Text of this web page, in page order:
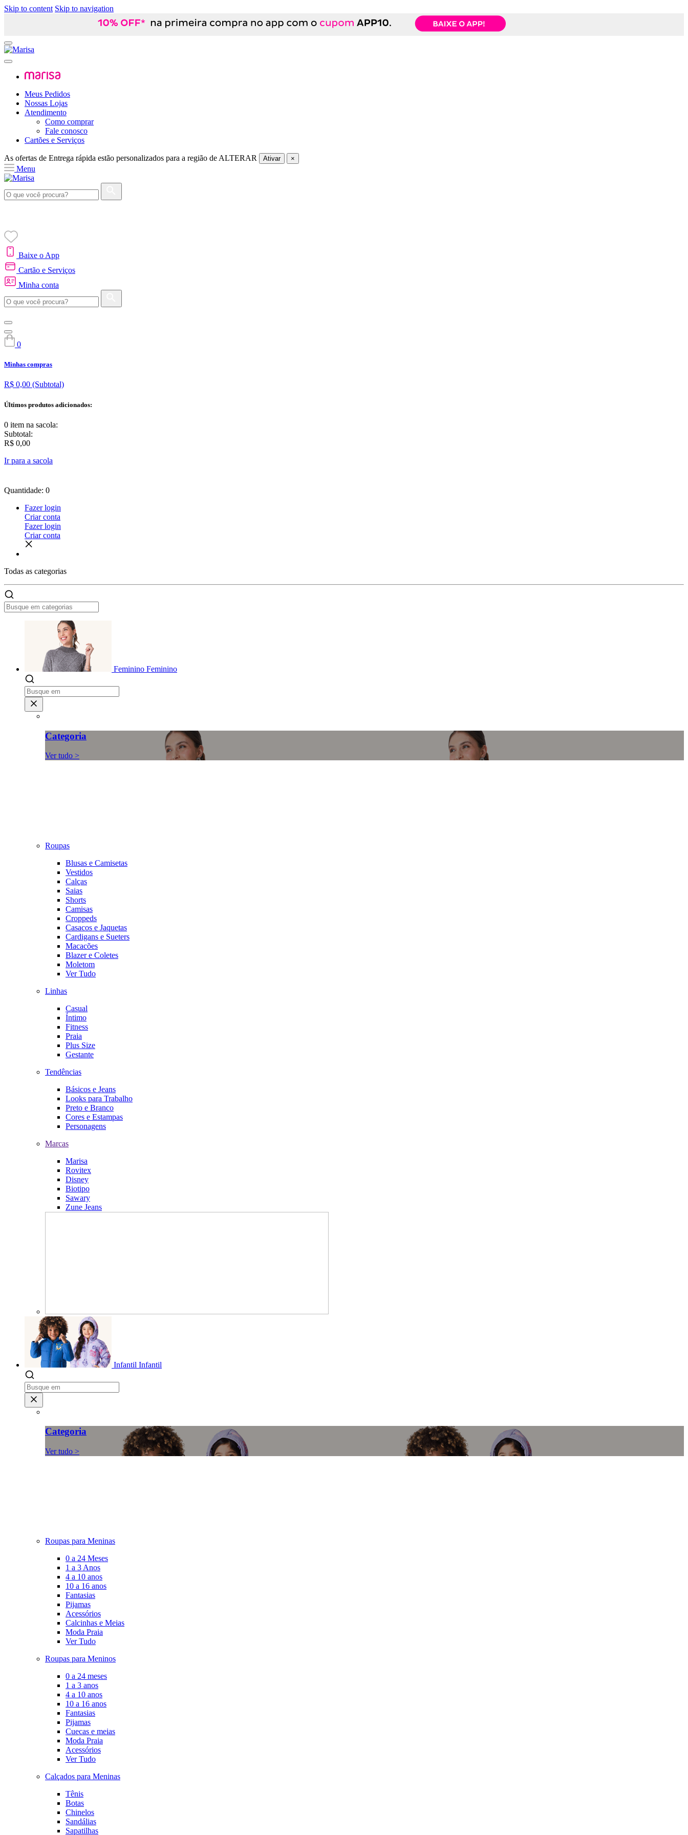
Skip to content Skip to navigation
Meus Pedidos
Nossas Lojas
Atendimento
Como comprar
Fale conosco
Cartões e Serviços
As ofertas de Entrega rápida estão personalizados para a região de ALTERAR Ativar ×
Menu
Baixe o App
Cartão e Serviços
Minha conta
0
Minhas compras
R$ 0,00 (Subtotal)
Últimos produtos adicionados:
0 item na sacola:
Subtotal:
R$ 0,00
Ir para a sacola
Quantidade: 0
Fazer login
Criar conta
Fazer login
Criar conta
Todas as categorias
Feminino Feminino
Categoria
Ver tudo >
Roupas
Blusas e Camisetas
Vestidos
Calças
Saias
Shorts
Camisas
Croppeds
Casacos e Jaquetas
Cardigans e Sueters
Macacões
Blazer e Coletes
Moletom
Ver Tudo
Linhas
Casual
Íntimo
Fitness
Praia
Plus Size
Gestante
Tendências
Básicos e Jeans
Looks para Trabalho
Preto e Branco
Cores e Estampas
Personagens
Marcas
Marisa
Rovitex
Disney
Biotipo
Sawary
Zune Jeans
Infantil Infantil
Categoria
Ver tudo >
Roupas para Meninas
0 a 24 Meses
1 a 3 Anos
4 a 10 anos
10 a 16 anos
Fantasias
Pijamas
Acessórios
Calcinhas e Meias
Moda Praia
Ver Tudo
Roupas para Meninos
0 a 24 meses
1 a 3 anos
4 a 10 anos
10 a 16 anos
Fantasias
Pijamas
Cuecas e meias
Moda Praia
Acessórios
Ver Tudo
Calçados para Meninas
Tênis
Botas
Chinelos
Sandálias
Sapatilhas